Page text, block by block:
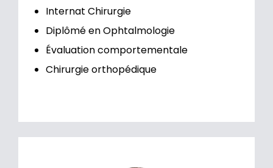
Internat Chirurgie
Diplômé en Ophtalmologie
Évaluation comportementale
Chirurgie orthopédique